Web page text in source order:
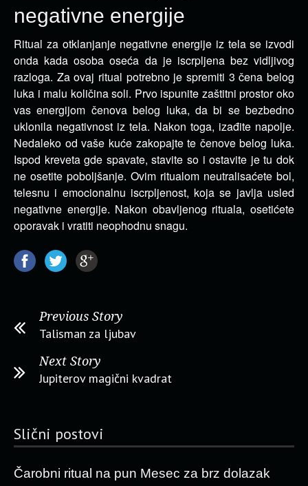
negativne energije
Ritual za otklanjanje negativne energije iz tela se izvodi
onda kada osoba oseća da je iscrpljena bez vidljivog
razloga. Za ovaj ritual potrebno je spremiti 3 čena belog
luka i malu količina soli. Prvo ispunite zaštitni prostor oko
vas energijom čenova belog luka, da bi se bezbedno
uklonila negativnost iz tela. Nakon toga, izađite napolje.
Nedaleko od vaše kuće zakopajte te čenove belog luka.
Ispod kreveta gde spavate, stavite so i ostavite je tu dok
ne osetite poboljšanje. Ovim ritualom neutralisaćete bol,
telesnu i emocionalnu iscrpljenost, koja se javlja usled
negativne energije. Nakon obavljenog rituala, osetićete
oporavak i vratiti neophodnu snagu.
Previous Story
Talisman za ljubav
Next Story
Jupiterov magični kvadrat
Slični postovi
Čarobni ritual na pun Mesec za brz dolazak